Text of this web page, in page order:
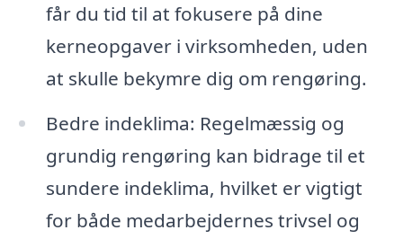
får du tid til at fokusere på dine
kerneopgaver i virksomheden, uden
at skulle bekymre dig om rengøring.
Bedre indeklima: Regelmæssig og
grundig rengøring kan bidrage til et
sundere indeklima, hvilket er vigtigt
for både medarbejdernes trivsel og